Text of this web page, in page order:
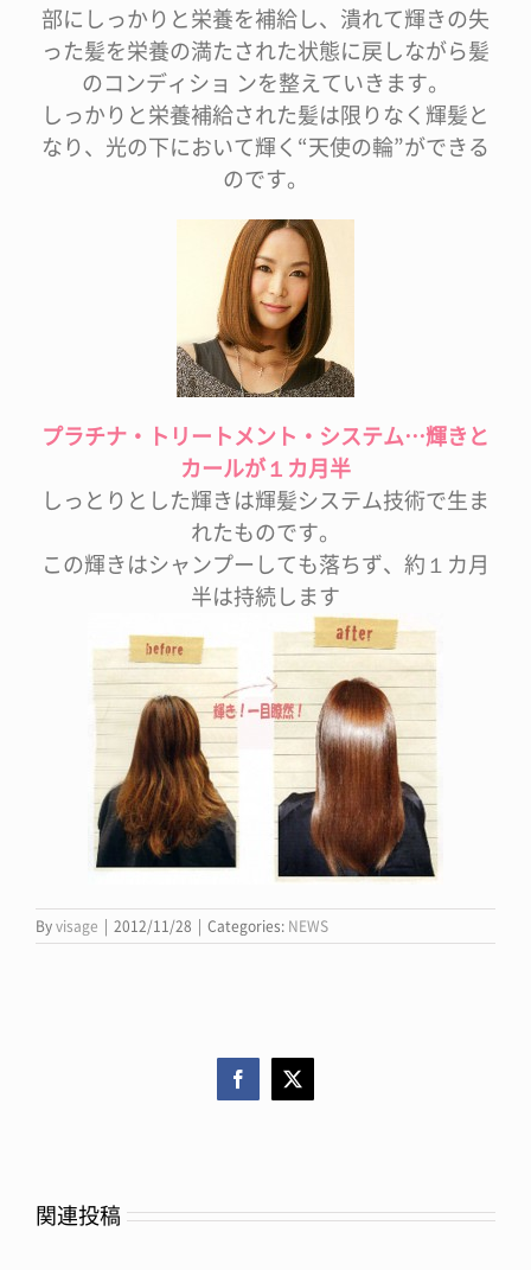
部にしっかりと栄養を補給し、潰れて輝きの失
った髪を栄養の満たされた状態に戻しながら髪
のコンディショ ンを整えていきます。
しっかりと栄養補給された髪は限りなく輝髪と
なり、光の下において輝く“天使の輪”ができる
のです。
プラチナ・トリートメント・システム…輝きと
カールが１カ月半
しっとりとした輝きは輝髪システム技術で生ま
れたものです。
この輝きはシャンプーしても落ちず、約１カ月
半は持続します
By visage 2012/11/28 Categories: NEWS
Facebook
X
関連投稿